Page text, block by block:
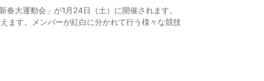
大運動会」が1月24日（土）に開催されます。
ます。メンバーが紅白に分かれて行う様々な競技